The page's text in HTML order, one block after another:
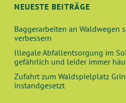
NEUESTE BEITRÄGE
Baggerarbeiten an Waldwegen
verbessern
Illegale Abfallentsorgung im
gefährlich und leider immer
Zufahrt zum Waldspielplatz
instandgesetzt